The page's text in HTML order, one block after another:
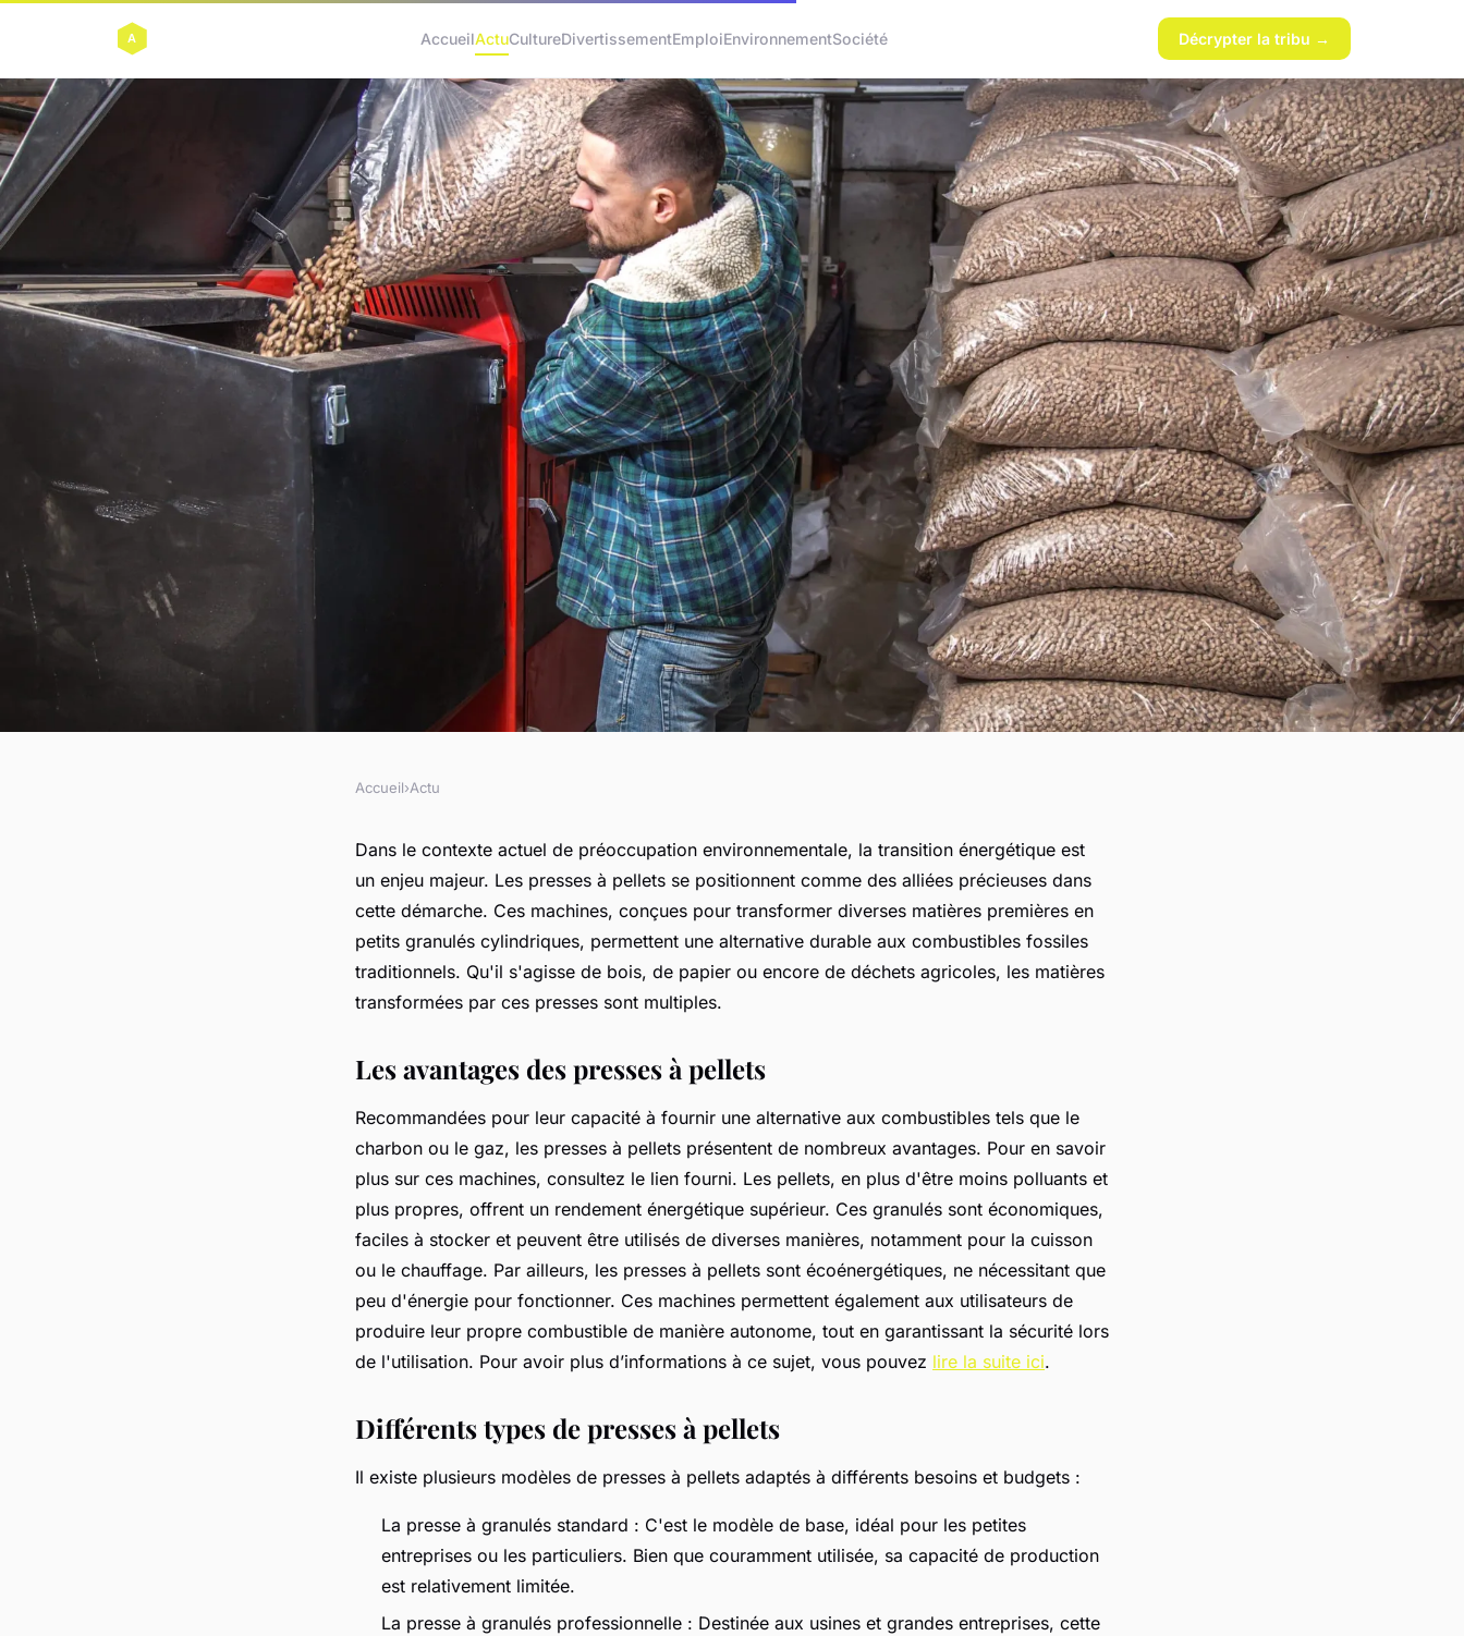
AccueilActuCultureDivertissementEmploiEnvironnementSociété Décrypter la tribu →
Comment choisir votre presse à pellets
idéale en 2023 ?
Accueil›Actu
Dans le contexte actuel de préoccupation environnementale, la transition énergétique est
un enjeu majeur. Les presses à pellets se positionnent comme des alliées précieuses dans
cette démarche. Ces machines, conçues pour transformer diverses matières premières en
petits granulés cylindriques, permettent une alternative durable aux combustibles fossiles
traditionnels. Qu'il s'agisse de bois, de papier ou encore de déchets agricoles, les matières
transformées par ces presses sont multiples.
Les avantages des presses à pellets
Recommandées pour leur capacité à fournir une alternative aux combustibles tels que le
charbon ou le gaz, les presses à pellets présentent de nombreux avantages. Pour en savoir
plus sur ces machines, consultez le lien fourni. Les pellets, en plus d'être moins polluants et
plus propres, offrent un rendement énergétique supérieur. Ces granulés sont économiques,
faciles à stocker et peuvent être utilisés de diverses manières, notamment pour la cuisson
ou le chauffage. Par ailleurs, les presses à pellets sont écoénergétiques, ne nécessitant que
peu d'énergie pour fonctionner. Ces machines permettent également aux utilisateurs de
produire leur propre combustible de manière autonome, tout en garantissant la sécurité lors
de l'utilisation. Pour avoir plus d’informations à ce sujet, vous pouvez lire la suite ici.
Différents types de presses à pellets
Il existe plusieurs modèles de presses à pellets adaptés à différents besoins et budgets :
La presse à granulés standard : C'est le modèle de base, idéal pour les petites
entreprises ou les particuliers. Bien que couramment utilisée, sa capacité de production
est relativement limitée.
La presse à granulés professionnelle : Destinée aux usines et grandes entreprises, cette